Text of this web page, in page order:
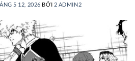
5 12, 2026 BỞI 2 ADMIN2